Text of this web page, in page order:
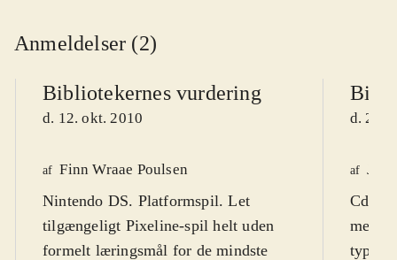
Anmeldelser (2)
Bibliotekernes vurdering
d. 12. okt. 2010
af Finn Wraae Poulsen
Nintendo DS. Platformspil. Let
tilgængeligt Pixeline-spil helt uden
formelt læringsmål for de mindste
d. 26.
af
Cd-
med
typisk